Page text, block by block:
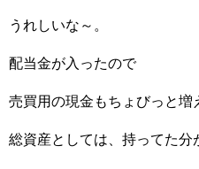
うれしいな～。
配当金が入ったので
売買用の現金もちょびっと増
総資産としては、持ってた